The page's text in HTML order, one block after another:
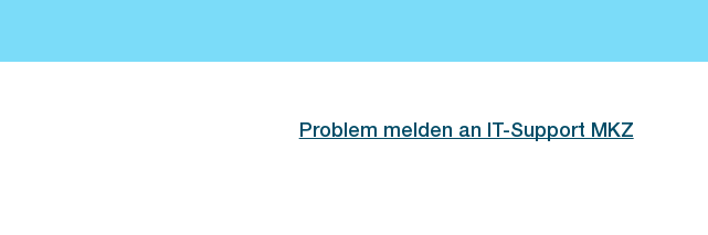
Problem melden an IT-Support MKZ